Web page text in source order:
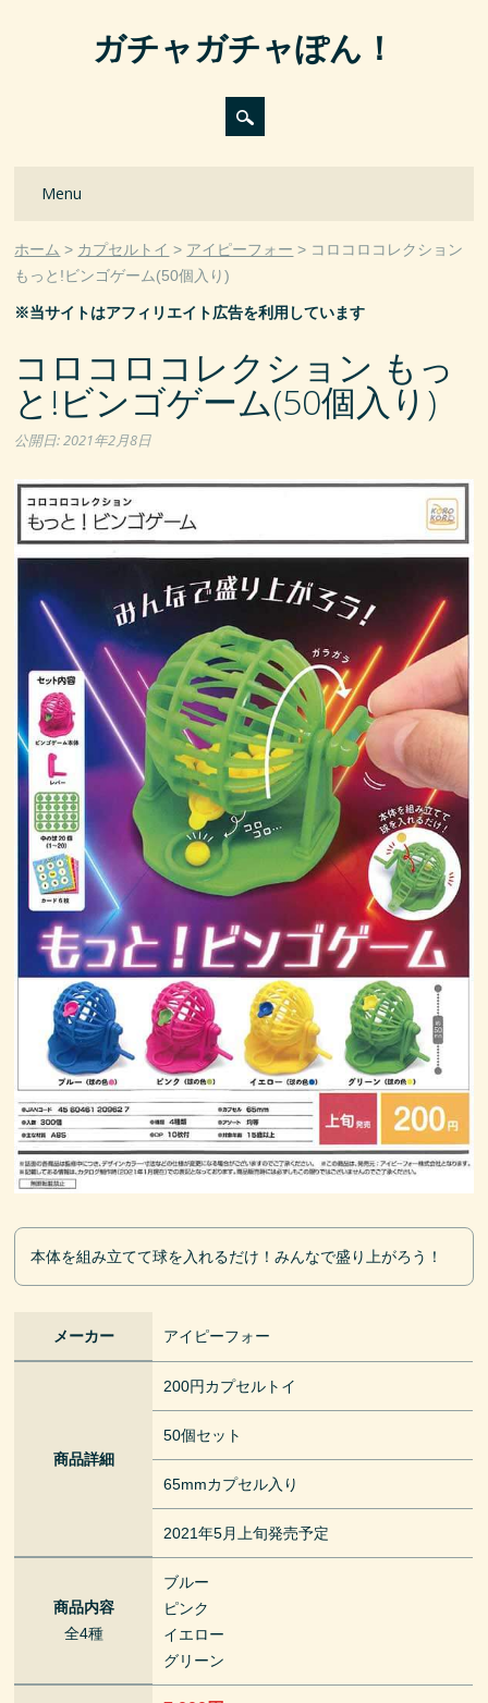
ガチャガチャぽん！
Main menu
Menu
ホーム カプセルトイ アイピーフォー
コロコロコレクション
もっと!ビンゴゲーム(50個入り)
※当サイトはアフィリエイト広告を利用しています
コロコロコレクション もっ
と!ビンゴゲーム(50個入り)
公開日:2021年2月8日
本体を組み立てて球を入れるだけ！みんなで盛り上がろう！
メーカー アイピーフォー
商品詳細
200円カプセルトイ
50個セット
65mmカプセル入り
2021年5月上旬発売予定
商品内容
全4種
ブルー
ピンク
イエロー
グリーン